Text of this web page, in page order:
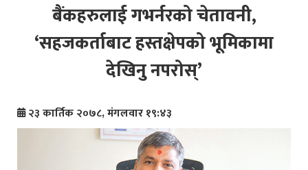
बैंकहरुलाई गभर्नरको चेतावनी,
‘सहजकर्ताबाट हस्तक्षेपको भूमिकामा
देखिनु नपरोस्’
२३ कार्तिक २०७८, मंगलवार १९:४३